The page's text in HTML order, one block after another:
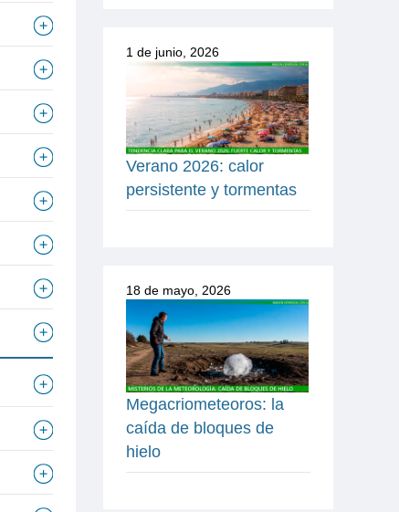
1 de junio, 2026
Verano 2026: calor
persistente y tormentas
18 de mayo, 2026
Megacriometeoros: la
caída de bloques de
hielo